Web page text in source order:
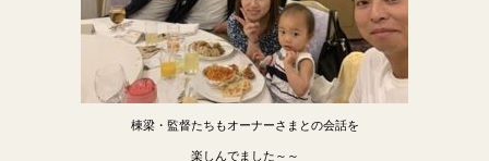
棟梁・監督たちもオーナーさまとの会話を
楽しんでました～～